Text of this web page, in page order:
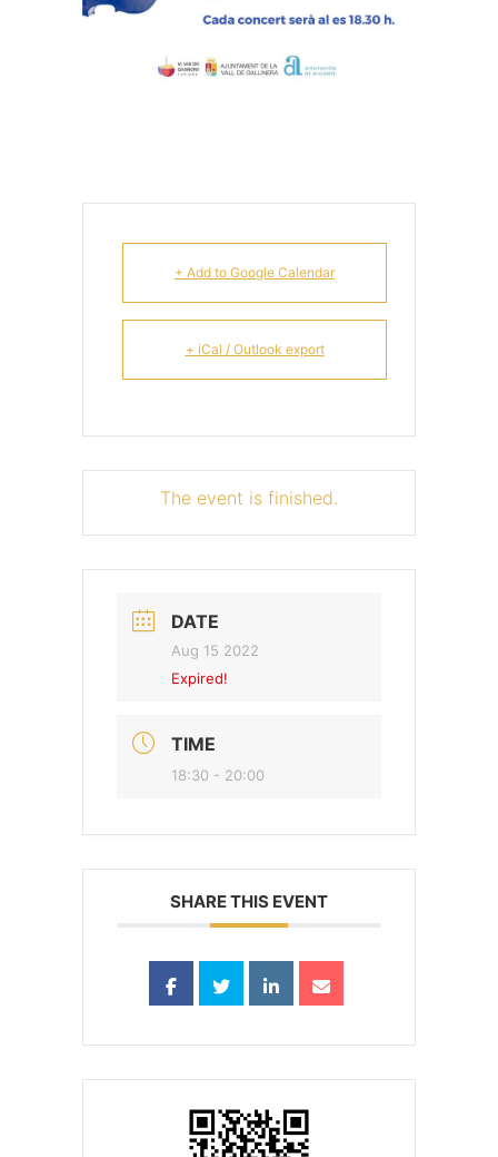
+ Add to Google Calendar
+ iCal / Outlook export
The event is finished.
DATE
Aug 15 2022
Expired!
TIME
18:30 - 20:00
SHARE THIS EVENT